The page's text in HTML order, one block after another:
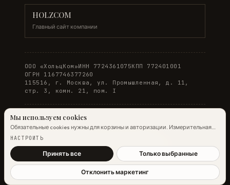
HOLZCOM
Главный сайт компании
ООО «ХольцКом»ИНН 7724361075КПП 772401001
ОГРН 1167746377260
115516, г. Москва, ул. Промышленная, д. 11,
стр. 3, комн. 21, пом. I
© 2026 WOODONLINE. Все права защищены.
Мы используем cookies
Обязательные cookies нужны для корзины и авторизации. Измерительная
аналитика Яндекс.Метрики работает на обычных страницах всегда;
Подробнее →
НАСТРОИТЬ
Принять все Только выбранные
Отклонить маркетинг